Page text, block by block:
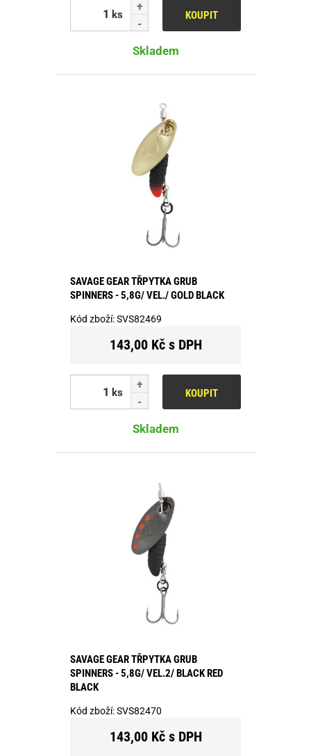
ks KOUPIT
Skladem
SAVAGE GEAR TŘPYTKA GRUB
SPINNERS - 5,8G/ VEL./ GOLD BLACK
Kód zboží:SVS82469
143,00 Kč s DPH
ks KOUPIT
Skladem
SAVAGE GEAR TŘPYTKA GRUB
SPINNERS - 5,8G/ VEL.2/ BLACK RED
BLACK
Kód zboží:SVS82470
143,00 Kč s DPH